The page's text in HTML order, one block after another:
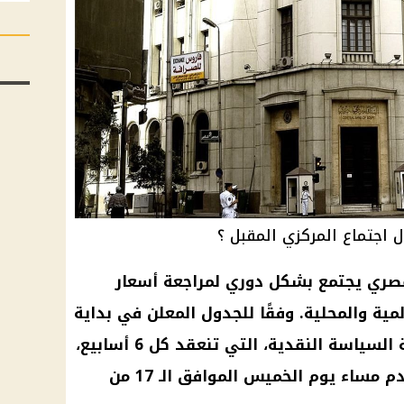
المركزي المقبل ؟
يجتمع بشكل دوري لمراجعة أسعار
والمحلية. وفقًا للجدول المعلن في بداية
العام الحالي بشأن اجتماعات لجنة السياسة النقدية، التي تنعقد كل 6 أسابيع،
ينعقد اجتماع البنك المركزي القادم مساء يوم الخميس الموافق الـ 17 من